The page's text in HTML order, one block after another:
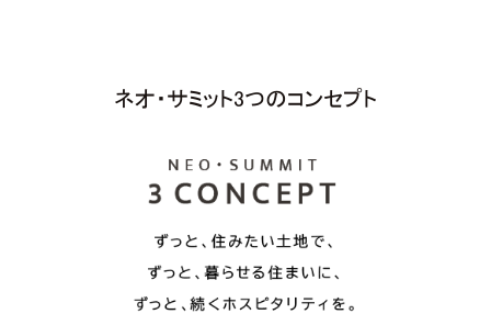
ネオ・サミット3つのコンセプト